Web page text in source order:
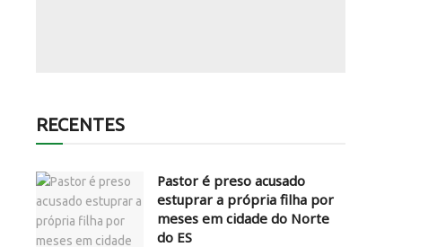
RECENTES
Pastor é preso acusado
estuprar a própria filha por
meses em cidade do Norte
do ES